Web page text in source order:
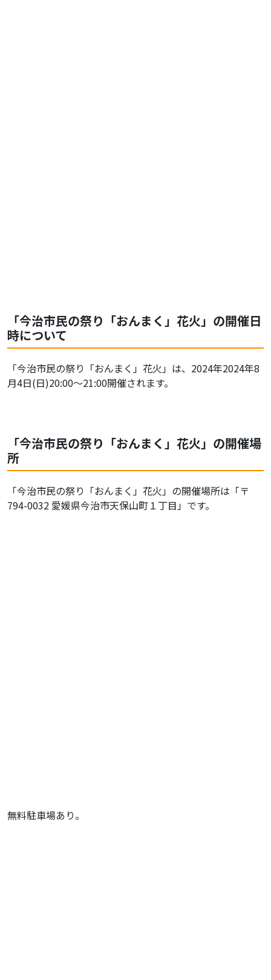
「今治市民の祭り「おんまく」花火」の開催日
時について
「今治市民の祭り「おんまく」花火」は、2024年2024年8
月4日(日)20:00～21:00開催されます。
「今治市民の祭り「おんまく」花火」の開催場
所
「今治市民の祭り「おんまく」花火」の開催場所は「〒
794-0032 愛媛県今治市天保山町１丁目」です。
無料駐車場あり。